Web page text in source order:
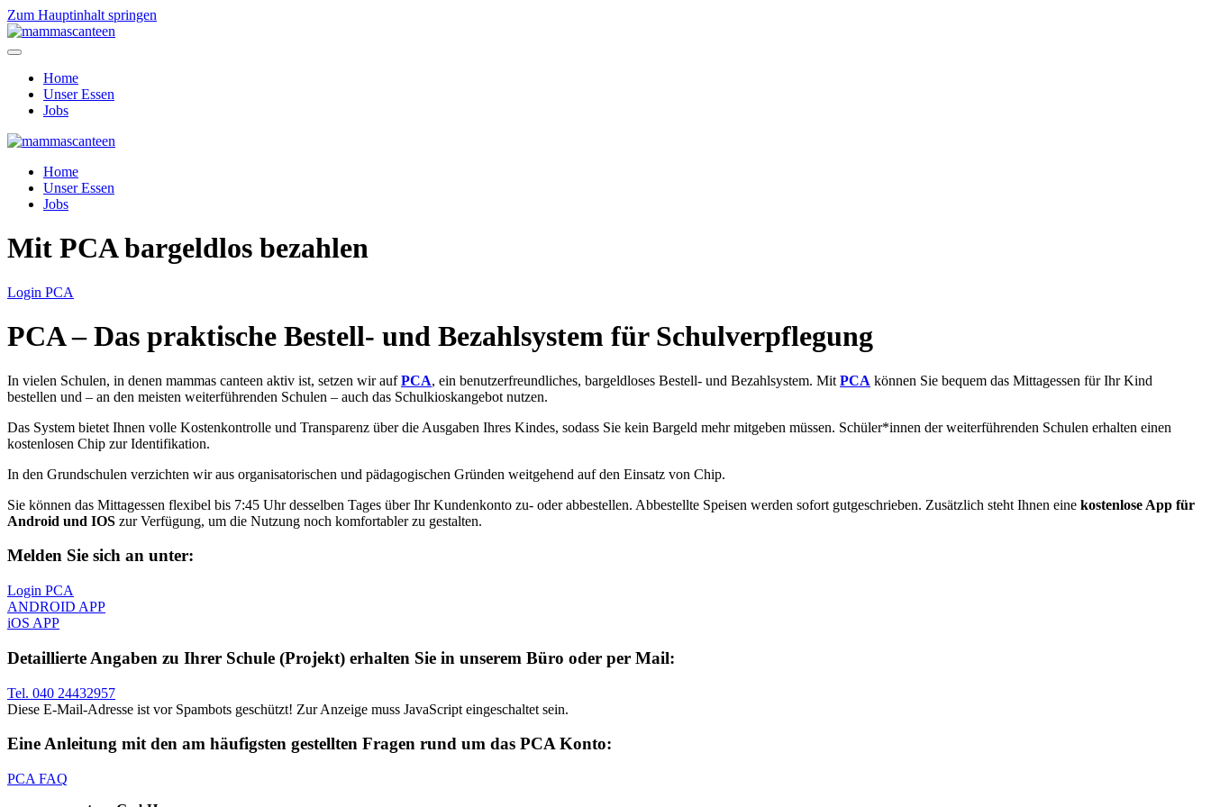
Zum Hauptinhalt springen
Home
Unser Essen
Jobs
Home
Unser Essen
Jobs
Mit PCA bargeldlos bezahlen
Login PCA
PCA – Das praktische Bestell- und Bezahlsystem für Schulverpflegung
In vielen Schulen, in denen mammas canteen aktiv ist, setzen wir aufPCA, ein benutzerfreundliches, bargeldloses Bestell- und Bezahlsystem. Mit PCA können Sie bequem das Mittagessen für Ihr Kind
bestellen und – an den meisten weiterführenden Schulen – auch das Schulkioskangebot nutzen.
Das System bietet Ihnen volle Kostenkontrolle und Transparenz über die Ausgaben Ihres Kindes, sodass Sie kein Bargeld mehr mitgeben müssen. Schüler*innen der weiterführenden Schulen erhalten einen
kostenlosen Chip zur Identifikation.
In den Grundschulen verzichten wir aus organisatorischen und pädagogischen Gründen weitgehend auf den Einsatz von Chip.
Sie können das Mittagessen flexibel bis 7:45 Uhr desselben Tages über Ihr Kundenkonto zu- oder abbestellen. Abbestellte Speisen werden sofort gutgeschrieben. Zusätzlich steht Ihnen eine kostenlose App für
Android und IOS zur Verfügung, um die Nutzung noch komfortabler zu gestalten.
Melden Sie sich an unter:
Login PCA
ANDROID APP
iOS APP
Detaillierte Angaben zu Ihrer Schule (Projekt) erhalten Sie in unserem Büro oder per Mail:
Tel. 040 24432957
Diese E-Mail-Adresse ist vor Spambots geschützt! Zur Anzeige muss JavaScript eingeschaltet sein.
Eine Anleitung mit den am häufigsten gestellten Fragen rund um das PCA Konto:
PCA FAQ